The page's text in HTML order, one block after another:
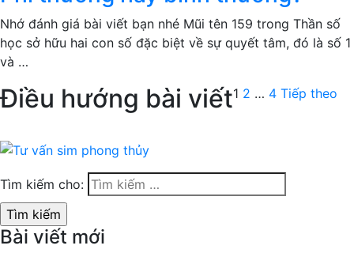
Nhớ đánh giá bài viết bạn nhé Mũi tên 159 trong Thần số
học sở hữu hai con số đặc biệt về sự quyết tâm, đó là số 1
và …
Điều hướng bài viết1 2 … 4 Tiếp theo
Tìm kiếm cho:
Bài viết mới